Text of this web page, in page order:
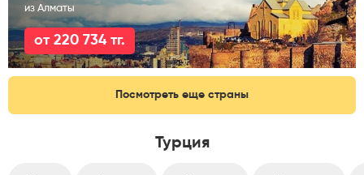
из Алматы
от 220 734 тг.
Посмотреть еще страны
Турция